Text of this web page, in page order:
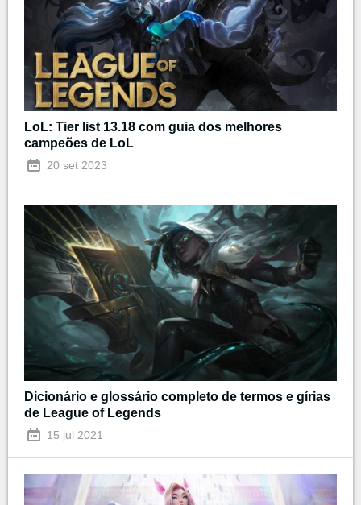
LoL: Tier list 13.18 com guia dos melhores
campeões de LoL
20 set 2023
Dicionário e glossário completo de termos e gírias
de League of Legends
15 jul 2021